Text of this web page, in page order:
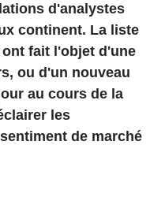
d'analystes
continent. La liste
fait l'objet d'une
ou d'un nouveau
au cours de la
les
de marché